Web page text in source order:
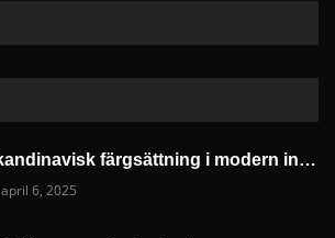
Skandinavisk färgsättning i modern inredningsdesign
april 6, 2025